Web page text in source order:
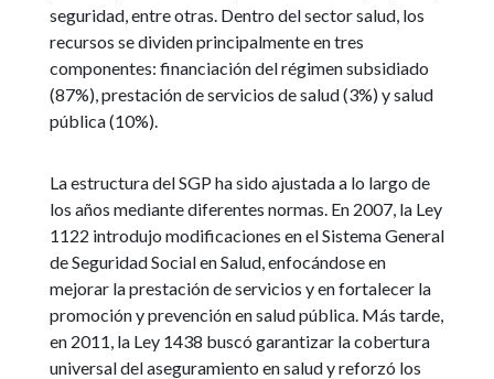
seguridad, entre otras. Dentro del sector salud, los
recursos se dividen principalmente en tres
componentes: financiación del régimen subsidiado
(87%), prestación de servicios de salud (3%) y salud
pública (10%).
La estructura del SGP ha sido ajustada a lo largo de
los años mediante diferentes normas. En 2007, la Ley
1122 introdujo modificaciones en el Sistema General
de Seguridad Social en Salud, enfocándose en
mejorar la prestación de servicios y en fortalecer la
promoción y prevención en salud pública. Más tarde,
en 2011, la Ley 1438 buscó garantizar la cobertura
universal del aseguramiento en salud y reforzó los